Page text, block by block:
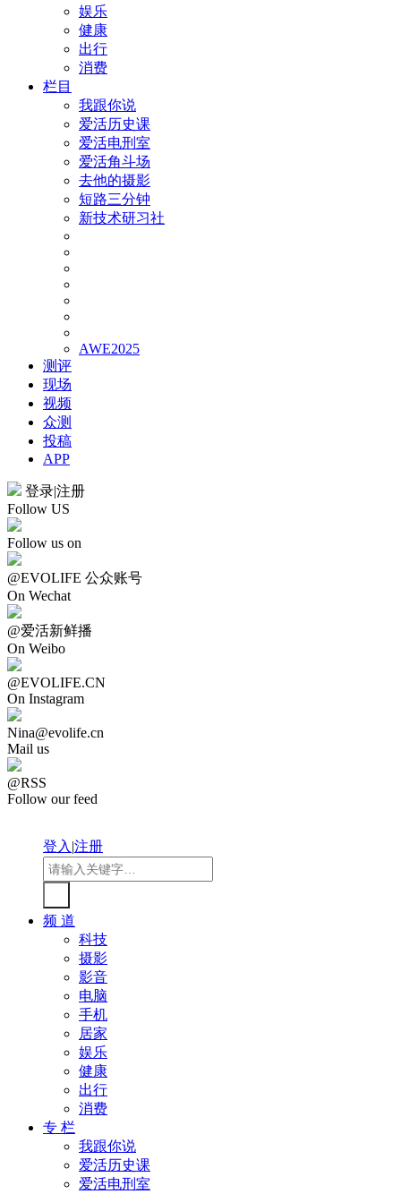
娱乐
健康
出行
消费
栏目
我跟你说
爱活历史课
爱活电刑室
爱活角斗场
去他的摄影
短路三分钟
新技术研习社
AWE2025
测评
现场
视频
众测
投稿
APP
登录|注册
Follow US
Follow us on
@EVOLIFE 公众账号
On Wechat
@爱活新鲜播
On Weibo
@EVOLIFE.CN
On Instagram
Nina@evolife.cn
Mail us
@RSS
Follow our feed
登入|注册
频 道
科技
摄影
影音
电脑
手机
居家
娱乐
健康
出行
消费
专 栏
我跟你说
爱活历史课
爱活电刑室